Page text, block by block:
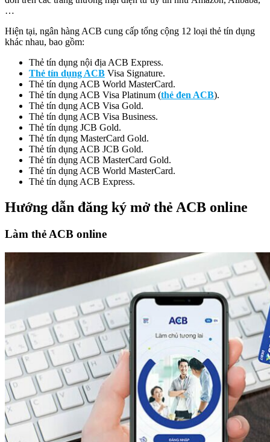
…
Hiện tại, ngân hàng ACB cung cấp tổng cộng 12 loại thẻ tín dụng
khác nhau, bao gồm:
Thẻ tín dụng nội địa ACB Express.
Thẻ tín dụng ACB Visa Signature.
Thẻ tín dụng ACB World MasterCard.
Thẻ tín dụng ACB Visa Platinum (thẻ đen ACB).
Thẻ tín dụng ACB Visa Gold.
Thẻ tín dụng ACB Visa Business.
Thẻ tín dụng JCB Gold.
Thẻ tín dụng MasterCard Gold.
Thẻ tín dụng ACB JCB Gold.
Thẻ tín dụng ACB MasterCard Gold.
Thẻ tín dụng ACB World MasterCard.
Thẻ tín dụng ACB Express.
Hướng dẫn đăng ký mở thẻ ACB online
Làm thẻ ACB online